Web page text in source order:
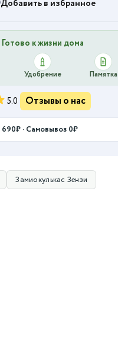
Добавить в избранное
Готово к жизни дома
Удобрение Памятка
5.0 Отзывы о нас
· Самовывоз 0₽
Замиокулькас Зензи